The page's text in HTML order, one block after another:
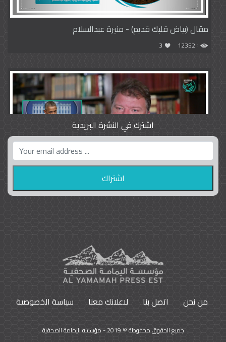
مقال (بياض قلبك قديم) - منيرة عبدالسلام
12352
3
واشنطن بوست واللوبي المزدوج
9786
اشترك في النشرة البريدية
من نحن اتصل بنا لاعلانك معنا سياسة الخصوصية
جميع الحقوق محفوظة © 2019 - مؤسسه اليمامة الصحفية